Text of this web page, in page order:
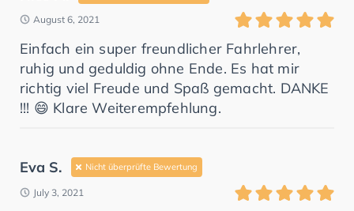
August 6, 2021
Einfach ein super freundlicher Fahrlehrer,
ruhig und geduldig ohne Ende. Es hat mir
richtig viel Freude und Spaß gemacht. DANKE
!!! 😄 Klare Weiterempfehlung.
Eva S. Nicht überprüfte Bewertung
July 3, 2021